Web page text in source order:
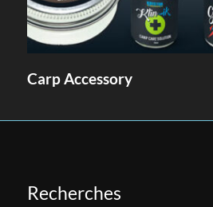
Carp Accessory
Recherches